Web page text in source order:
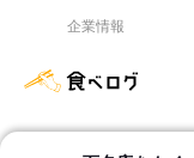
企業情報